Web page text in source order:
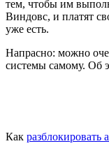
тем, чтобы им
Виндовс, и платят
уже есть.
Напрасно: можно
системы самому. Об
Как разблокировать